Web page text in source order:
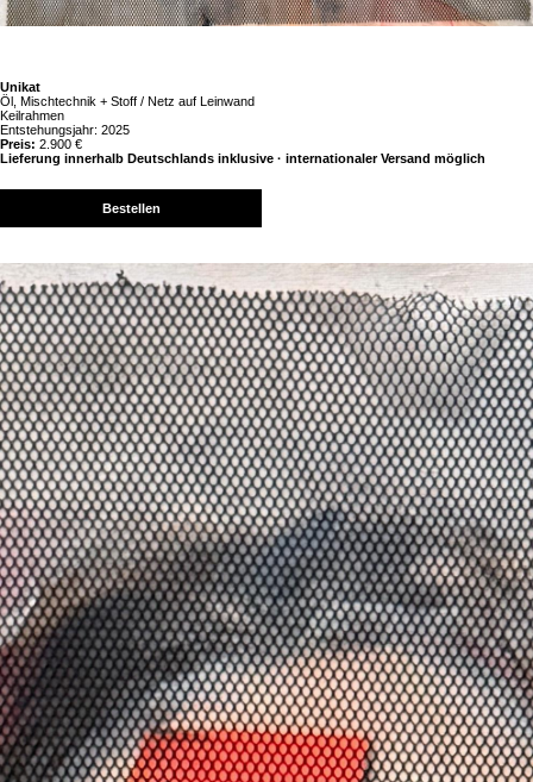
Unikat
Öl, Mischtechnik + Stoff / Netz auf Leinwand
Keilrahmen
Entstehungsjahr: 2025
Preis: 2.900 €
Lieferung innerhalb Deutschlands inklusive · internationaler Versand möglich
Bestellen